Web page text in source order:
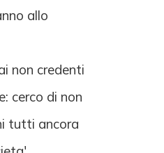
allo
non credenti
cerco di non
tutti ancora